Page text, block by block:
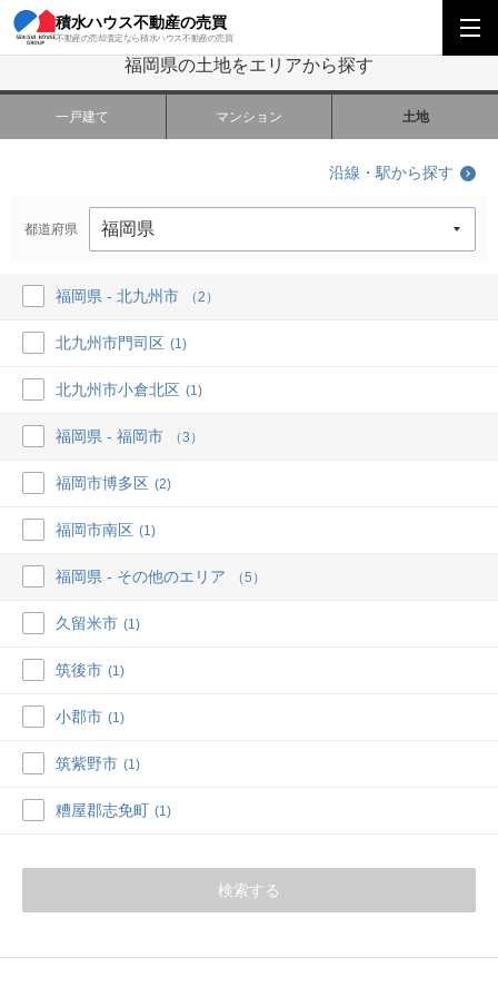
積水ハウス不動産の売買
不動産の売却査定なら積水ハウス不動産の売買
｜積水ハウス不動産の売買 九州エリア
福岡県の土地をエリアから探す
一戸建て マンション 土地
沿線・駅から探す
都道府県
福岡県 - 北九州市 （2）
北九州市門司区 (1)
北九州市小倉北区 (1)
福岡県 - 福岡市 （3）
福岡市博多区 (2)
福岡市南区 (1)
福岡県 - その他のエリア （5）
久留米市 (1)
筑後市 (1)
小郡市 (1)
筑紫野市 (1)
糟屋郡志免町 (1)
検索する